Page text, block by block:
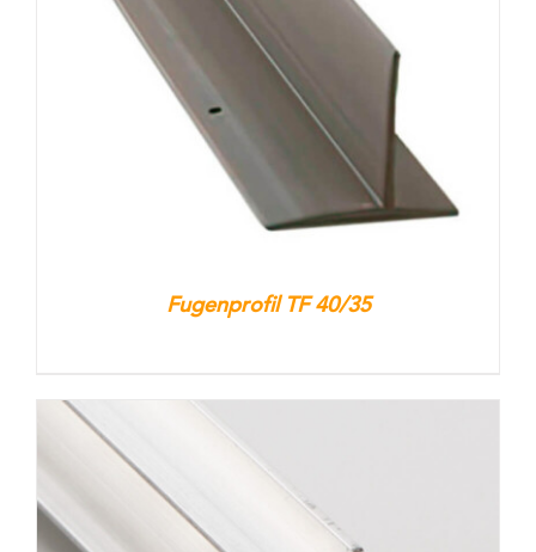
Kontakt
Warenkorb
Fugenprofil TF 40/35